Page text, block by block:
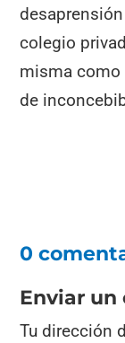
colegio
misma como
de
0
Enviar
Tu dirección